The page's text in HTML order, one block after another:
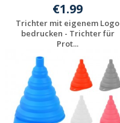
€1.99
Trichter mit eigenem Logo
bedrucken - Trichter für
Prot...
Individuelle
Werbeartikel
anfragen